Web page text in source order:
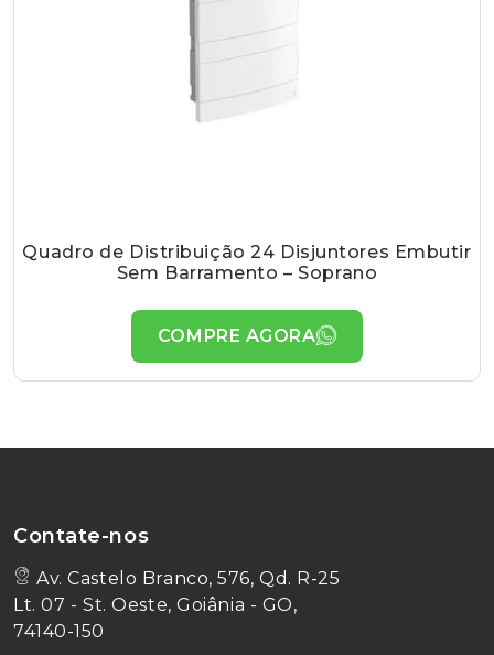
Quadro de Distribuição 24 Disjuntores Embutir
Sem Barramento – Soprano
COMPRE AGORA
Contate-nos
Av. Castelo Branco, 576, Qd. R-25
Lt. 07 - St. Oeste, Goiânia - GO,
74140-150